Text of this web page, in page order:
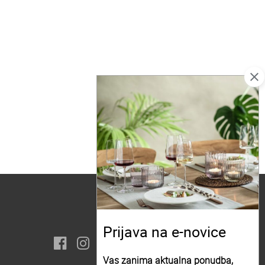
close
Prijava na e-novice
Vas zanima aktualna ponudba,